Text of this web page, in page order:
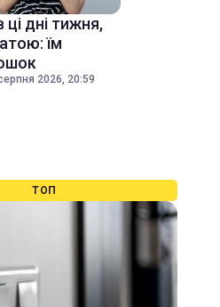
дні тижня,
їм
2026, 20:59
ТОП